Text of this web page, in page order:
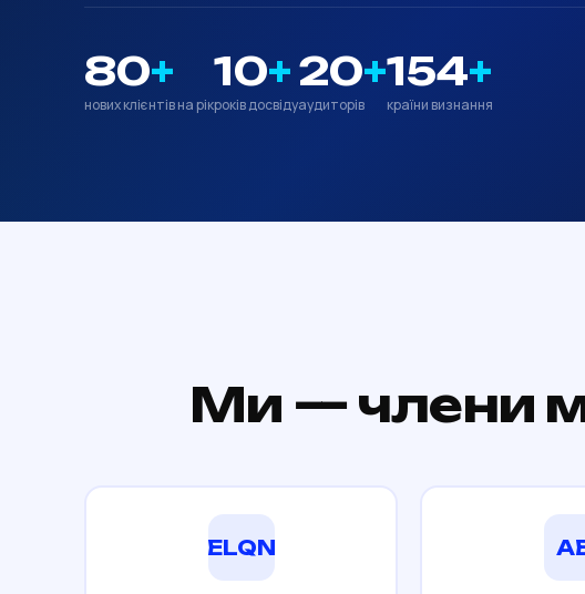
80+
нових клієнтів на рік
10+
років досвіду
20+
аудиторів
154+
країни визнання
Ми — члени
ELQN